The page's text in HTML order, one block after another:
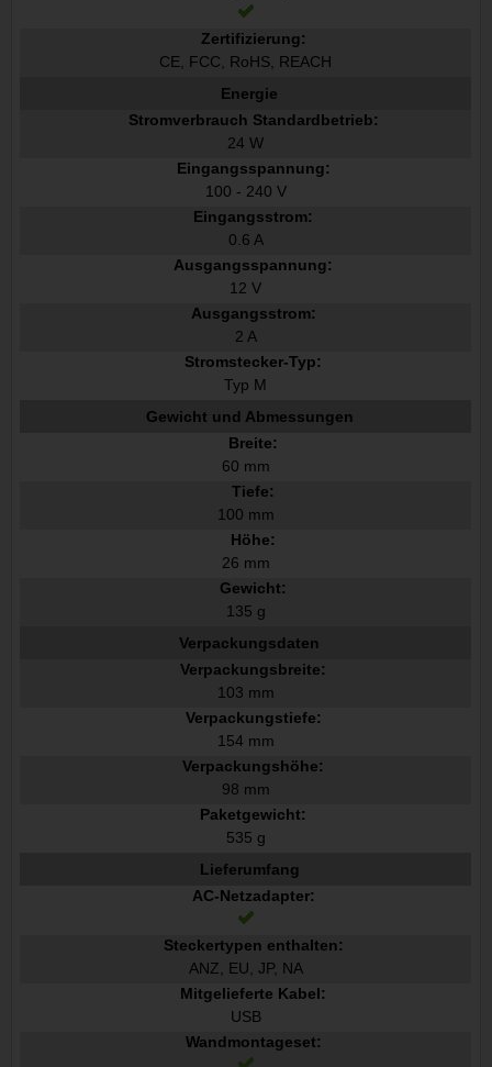
Zertifizierung:
CE, FCC, RoHS, REACH
Energie
Stromverbrauch Standardbetrieb:
24 W
Eingangsspannung:
100 - 240 V
Eingangsstrom:
0.6 A
Ausgangsspannung:
12 V
Ausgangsstrom:
2 A
Stromstecker-Typ:
Typ M
Gewicht und Abmessungen
Breite:
60 mm
Tiefe:
100 mm
Höhe:
26 mm
Gewicht:
135 g
Verpackungsdaten
Verpackungsbreite:
103 mm
Verpackungstiefe:
154 mm
Verpackungshöhe:
98 mm
Paketgewicht:
535 g
Lieferumfang
AC-Netzadapter:
Steckertypen enthalten:
ANZ, EU, JP, NA
Mitgelieferte Kabel:
USB
Wandmontageset: